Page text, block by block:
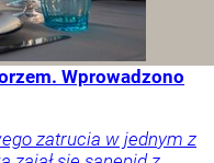
Wprowadzono
zatrucia w jednym z